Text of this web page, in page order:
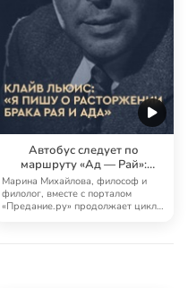
Автобус следует по
маршруту «Ад — Рай»:
«Расторжение брака» К. С.
Льюиса
Марина Михайлова, философ и
филолог, вместе с порталом
«Предание.ру» продолжает цикл